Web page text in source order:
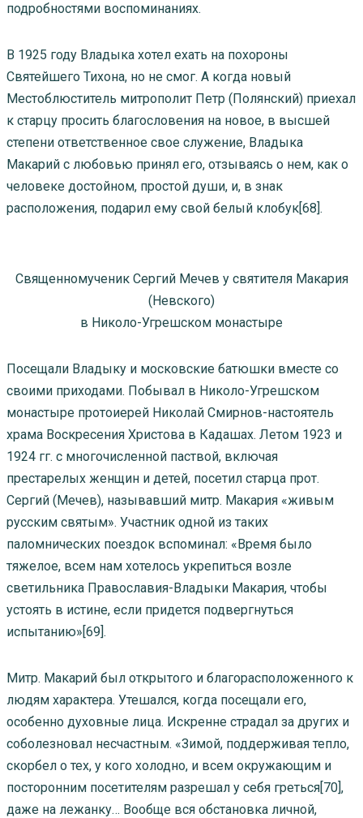
подробностями воспоминаниях.
В 1925 году Владыка хотел ехать на похороны
Святейшего Тихона, но не смог. А когда новый
Местоблюститель митрополит Петр (Полянский) приехал
к старцу просить благословения на новое, в высшей
степени ответственное свое служение, Владыка
Макарий с любовью принял его, отзываясь о нем, как о
человеке достойном, простой души, и, в знак
расположения, подарил ему свой белый клобук[68].
Священномученик Сергий Мечев у святителя Макария
(Невского)
в Николо-Угрешском монастыре
Посещали Владыку и московские батюшки вместе со
своими приходами. Побывал в Николо-Угрешском
монастыре протоиерей Николай Смирнов-настоятель
храма Воскресения Христова в Кадашах. Летом 1923 и
1924 гг. с многочисленной паствой, включая
престарелых женщин и детей, посетил старца прот.
Сергий (Мечев), называвший митр. Макария «живым
русским святым». Участник одной из таких
паломнических поездок вспоминал: «Время было
тяжелое, всем нам хотелось укрепиться возле
светильника Православия-Владыки Макария, чтобы
устоять в истине, если придется подвергнуться
испытанию»[69].
Митр. Макарий был открытого и благорасположенного к
людям характера. Утешался, когда посещали его,
особенно духовные лица. Искренне страдал за других и
соболезновал несчастным. «Зимой, поддерживая тепло,
скорбел о тех, у кого холодно, и всем окружающим и
посторонним посетителям разрешал у себя греться[70],
даже на лежанку… Вообще вся обстановка личной,